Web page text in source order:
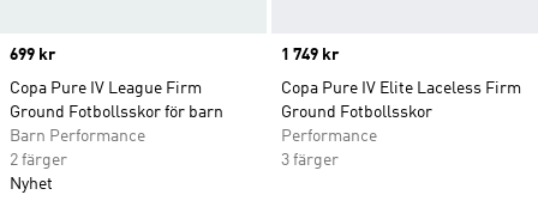
Price
699 kr
Copa Pure IV League Firm
Ground Fotbollsskor för barn
Barn Performance
2 färger
Nyhet
Price
1 749 kr
Copa Pure IV Elite Laceless Firm
Ground Fotbollsskor
Performance
3 färger